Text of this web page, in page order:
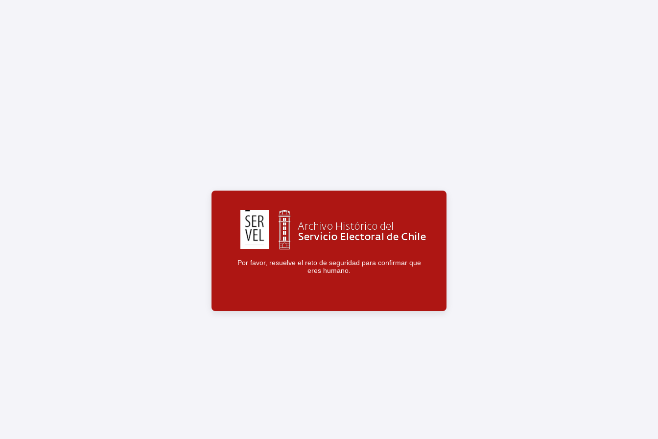
Por favor, resuelve el reto de seguridad para confirmar que
eres humano.